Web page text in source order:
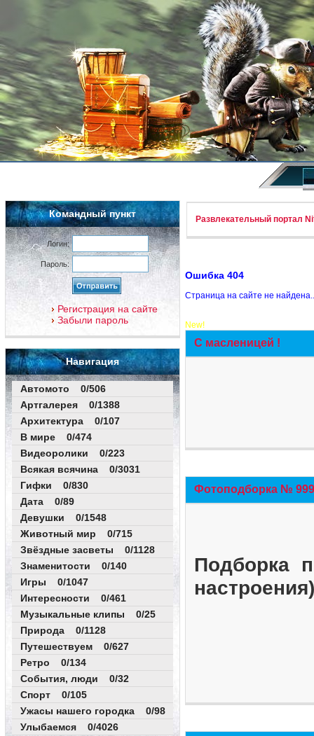
Командный пункт
Логин:
Пароль:
Регистрация на сайте
Забыли пароль
Навигация
Автомото 0/506
Артгалерея 0/1388
Архитектура 0/107
В мире 0/474
Видеоролики 0/223
Всякая всячина 0/3031
Гифки 0/830
Дата 0/89
Девушки 0/1548
Животный мир 0/715
Звёздные засветы 0/1128
Знаменитости 0/140
Игры 0/1047
Интересности 0/461
Музыкальные клипы 0/25
Природа 0/1128
Путешествуем 0/627
Ретро 0/134
События, люди 0/32
Спорт 0/105
Ужасы нашего городка 0/98
Улыбаемся 0/4026
Развлекательный портал
Ошибка 404
Страница на сайте не
New!
С масленицей !
Фотоподборка №
Подборка